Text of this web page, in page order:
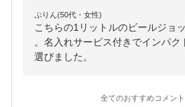
ぷりん(50代・女性)
こちらの1リットルのビールジョ
。名入れサービス付きでインパ
選びました。
全てのおすすめコメント